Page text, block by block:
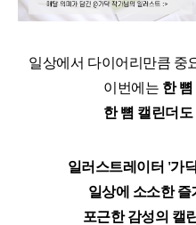
일상에서 다이어리만큼 중
이번에는 한 뼘
한 뼘 캘린더도
일러스트레이터 '가
일상에 소소한
포근한 감성의 캘